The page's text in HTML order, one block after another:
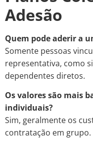
Adesão
Quem pode aderir a
Somente pessoas
representativa, como
dependentes diretos.
Os valores são mais
individuais?
Sim, geralmente os
contratação em grupo.